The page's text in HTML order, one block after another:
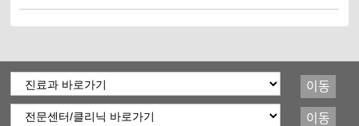
이동
이동